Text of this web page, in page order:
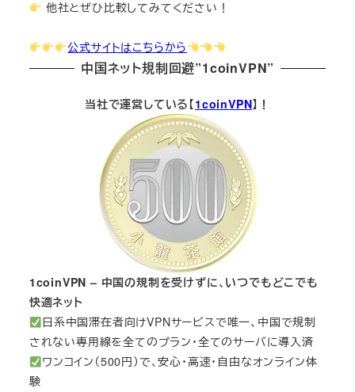
他社とぜひ比較してみてください！
公式サイトはこちらから
中国ネット規制回避”1coinVPN”
当社で運営している【1coinVPN】！
1coinVPN – 中国の規制を受けずに、いつでもどこでも
快適ネット
日系中国滞在者向けVPNサービスで唯一、中国で規制
されない専用線を全てのプラン・全てのサーバに導入済
ワンコイン（500円）で、安心・高速・自由なオンライン体
験